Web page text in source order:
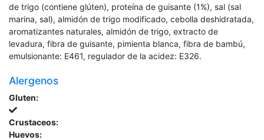
de trigo (contiene glúten), proteína de guisante (1%), sal (sal
marina, sal), almidón de trigo modificado, cebolla deshidratada,
aromatizantes naturales, almidón de trigo, extracto de
levadura, fibra de guisante, pimienta blanca, fibra de bambú,
emulsionante: E461, regulador de la acidez: E326.
Alergenos
Gluten:
Crustaceos:
Huevos: